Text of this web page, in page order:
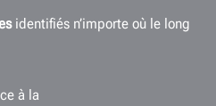
identifiés n’importe où le long
à la